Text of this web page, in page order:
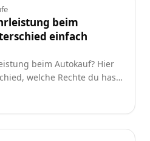
beim
einfach
beim Autokauf? Hier
welche Rechte du hast
oder Gebrauchtwagen